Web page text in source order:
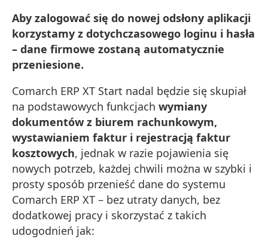
Aby zalogować się do nowej odsłony aplikacji
korzystamy z dotychczasowego loginu i hasła
– dane firmowe zostaną automatycznie
przeniesione.
Comarch ERP XT Start nadal będzie się skupiał
na podstawowych funkcjach wymiany
dokumentów z biurem rachunkowym,
wystawianiem faktur i rejestracją faktur
kosztowych, jednak w razie pojawienia się
nowych potrzeb, każdej chwili można w szybki i
prosty sposób przenieść dane do systemu
Comarch ERP XT – bez utraty danych, bez
dodatkowej pracy i skorzystać z takich
udogodnień jak: